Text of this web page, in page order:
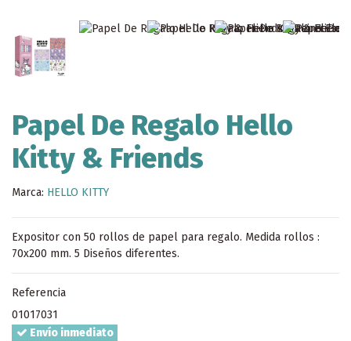
Papel De Regalo Hello
Kitty & Friends
Marca: HELLO KITTY
Expositor con 50 rollos de papel para regalo. Medida rollos :
70x200 mm. 5 Diseños diferentes.
Referencia
01017031
Envío inmediato